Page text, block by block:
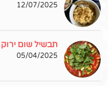
12/07/2025
תבשיל שום
05/04/2025